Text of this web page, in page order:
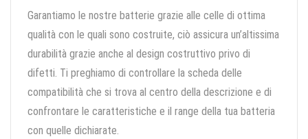
Garantiamo le nostre batterie grazie alle celle di ottima
qualità con le quali sono costruite, ciò assicura un’altissima
durabilità grazie anche al design costruttivo privo di
difetti. Ti preghiamo di controllare la scheda delle
compatibilità che si trova al centro della descrizione e di
confrontare le caratteristiche e il range della tua batteria
con quelle dichiarate.